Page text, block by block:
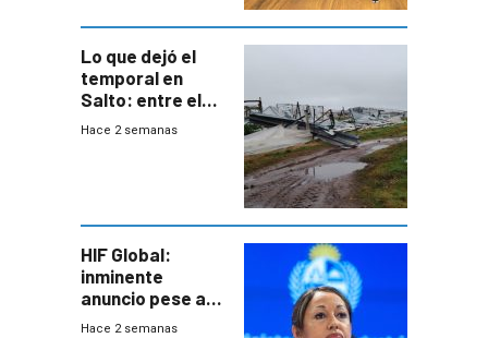
Lo que dejó el
temporal en
Salto: entre el
impacto
Hace 2 semanas
HIF Global:
inminente
anuncio pese a
declaración de
Hace 2 semanas